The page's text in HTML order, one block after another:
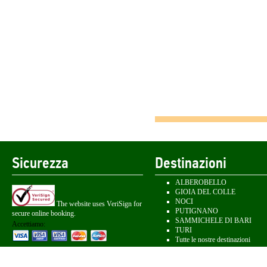
Sicurezza
The website uses VeriSign for
secure online booking.
Accettiamo:
Destinazioni
ALBEROBELLO
GIOIA DEL COLLE
NOCI
PUTIGNANO
SAMMICHELE DI BARI
TURI
Tutte le nostre destinazioni